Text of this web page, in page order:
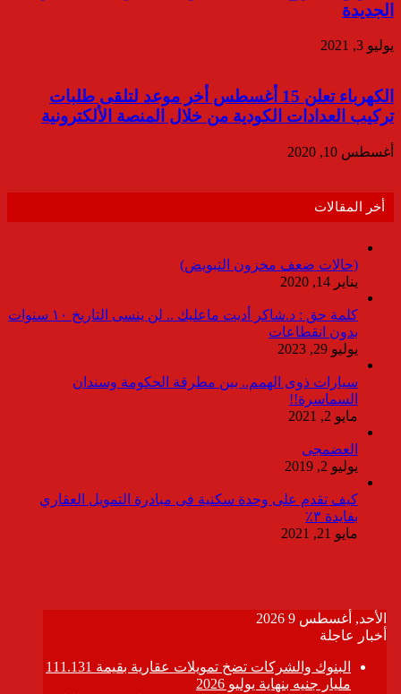
الجديدة
يوليو 3, 2021
الكهرباء تعلن 15 أغسطس أخر موعد لتلقى طلبات
تركيب العدادات الكودية من خلال المنصة الألكترونية
أغسطس 10, 2020
أخر المقالات
(حالات ضعف مخزون التبويض)
يناير 14, 2020
كلمة حق : د.شاكر أديت ماعليك .. لن ينسى التاريخ ١٠ سنوات
بدون انقطاعات
يوليو 29, 2023
سيارات ذوى الهمم.. بين مطرقة الحكومة وسندان
السماسرة!!
مايو 2, 2021
العضمجى
يوليو 2, 2019
كيف تقدم على وحدة سكنية فى مبادرة التمويل العقاري
بفايدة ٣٪
مايو 21, 2021